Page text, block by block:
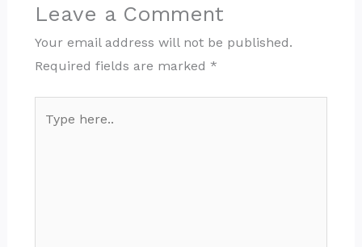
Leave a Comment
Your email address will not be published.
Required fields are marked *
here..